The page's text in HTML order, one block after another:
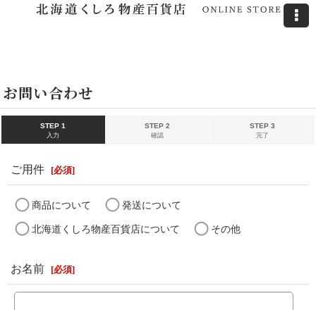
お問い合わせ
STEP 1
入力
STEP 2
確認
STEP 3
完了
ご用件 [必須]
商品について 発送について
北海道くしろ物産百貨店について その他
お名前 [必須]